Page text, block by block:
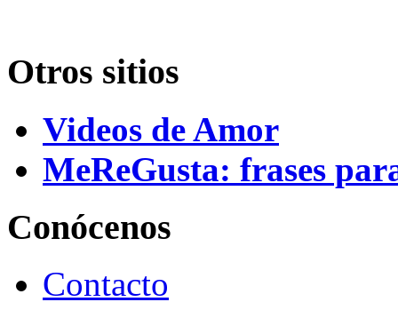
Otros sitios
Videos de Amor
MeReGusta: frases
Conócenos
Contacto